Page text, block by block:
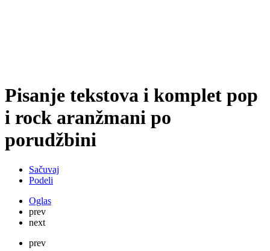
Pisanje tekstova i komplet pop
i rock aranžmani po
porudžbini
Sačuvaj
Podeli
Oglas
prev
next
prev